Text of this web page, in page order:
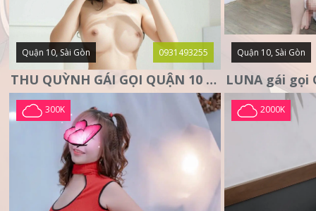
Quận 10, Sài Gòn 0931493255
THU QUỲNH GÁI GỌI QUẬN 10 – MẶT XINH DA TRẮNG – SANG
Quận 10, Sài Gòn
300K 2000K